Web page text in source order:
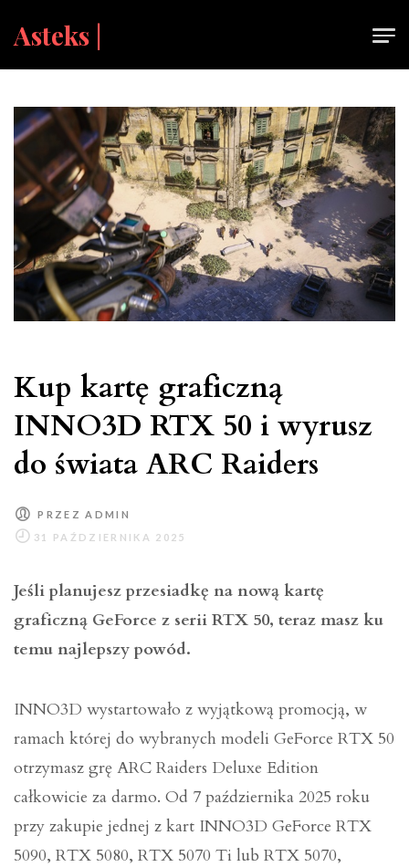
Asteks |
Kup kartę graficzną
INNO3D RTX 50 i wyrusz
do świata ARC Raiders
PRZEZADMIN
Jeśli planujesz przesiadkę na nową kartę
graficzną GeForce z serii RTX 50, teraz masz ku
temu najlepszy powód.
INNO3D wystartowało z wyjątkową promocją, w
ramach której do wybranych modeli GeForce RTX 50
otrzymasz grę ARC Raiders Deluxe Edition
całkowicie za darmo. Od 7 października 2025 roku
przy zakupie jednej z kart INNO3D GeForce RTX
5090, RTX 5080, RTX 5070 Ti lub RTX 5070,